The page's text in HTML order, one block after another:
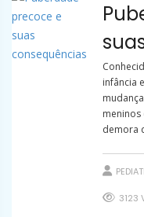
infância
meninos
demora
3123